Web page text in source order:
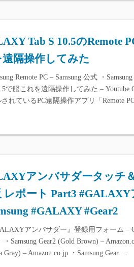
Tab S 10.5のRemote
隔操作してみた
Remote PC – Samsung 公式 ・
で艦これを遠隔操作してみた – Youtube
されているPC遠隔操作アプリ「Remote
アンバサダータッチ
レポート Part3
#GALAXY #Gear2
アンバサダー』登録用フォーム
・Samsung Gear2 (Gold Brown) –
Gray) – Amazon.co.jp ・Samsung Gear …